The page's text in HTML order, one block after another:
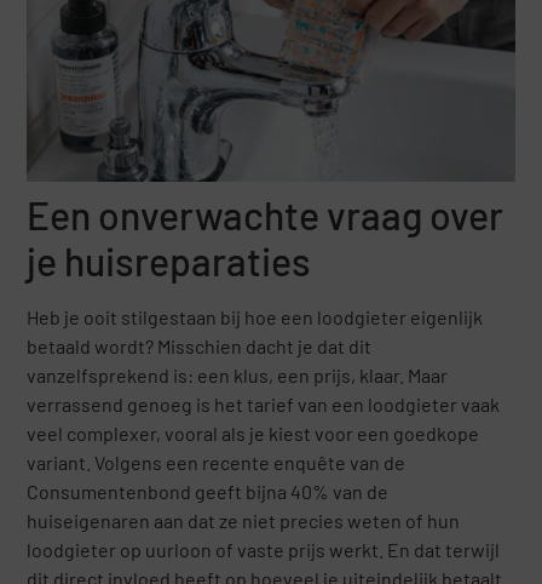
Een onverwachte vraag over
je huisreparaties
Heb je ooit stilgestaan bij hoe een loodgieter eigenlijk
betaald wordt? Misschien dacht je dat dit
vanzelfsprekend is: een klus, een prijs, klaar. Maar
verrassend genoeg is het tarief van een loodgieter vaak
veel complexer, vooral als je kiest voor een goedkope
variant. Volgens een recente enquête van de
Consumentenbond geeft bijna 40% van de
huiseigenaren aan dat ze niet precies weten of hun
loodgieter op uurloon of vaste prijs werkt. En dat terwijl
dit direct invloed heeft op hoeveel je uiteindelijk betaalt.